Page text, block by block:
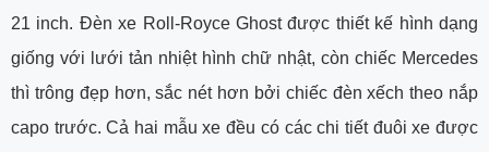
21 inch. Đèn xe Roll-Royce Ghost được thiết kế hình dạng
giống với lưới tản nhiệt hình chữ nhật, còn chiếc Mercedes
thì trông đẹp hơn, sắc nét hơn bởi chiếc đèn xếch theo nắp
capo trước. Cả hai mẫu xe đều có các chi tiết đuôi xe được